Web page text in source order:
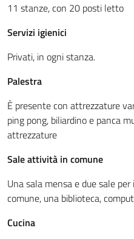
11 stanze, con 20 posti letto
Servizi igienici
Privati, in ogni stanza.
Palestra
È presente con attrezzature
ping pong, biliardino e panca
attrezzature
Sale attività in comune
Una sala mensa e due sale
comune, una biblioteca,
Cucina